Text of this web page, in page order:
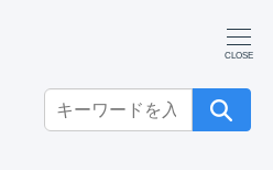
Search
for:
オペレーター 庫内デバ
マルチプラットフォーム：新規登録